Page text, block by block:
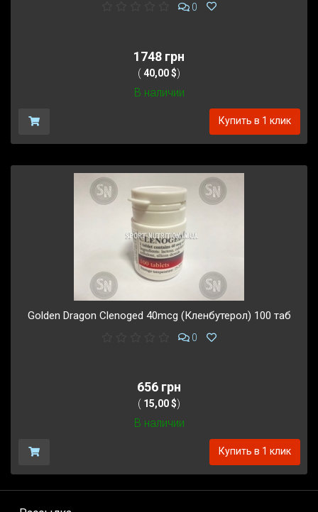
0
1748 грн
(40,00 $)
В наличии
Купить в 1 клик
Golden Dragon Clenoged 40mcg (Кленбутерол) 100 таб
0
656 грн
( 15,00 $)
В наличии
Купить в 1 клик